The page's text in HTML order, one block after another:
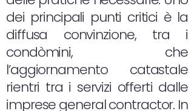
dei principali punti critici è la
diffusa convinzione, tra i
condòmini, che
l’aggiornamento catastale
rientri tra i servizi offerti dalle
imprese general contractor. In